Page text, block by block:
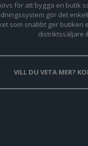
för att bygga en butik
gör det
som snabbt ger butiken
distriktssäljare
VILL DU VETA MER?